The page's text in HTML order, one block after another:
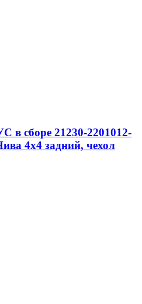
сборе 21230-2201012-
4х4 задний, чехол